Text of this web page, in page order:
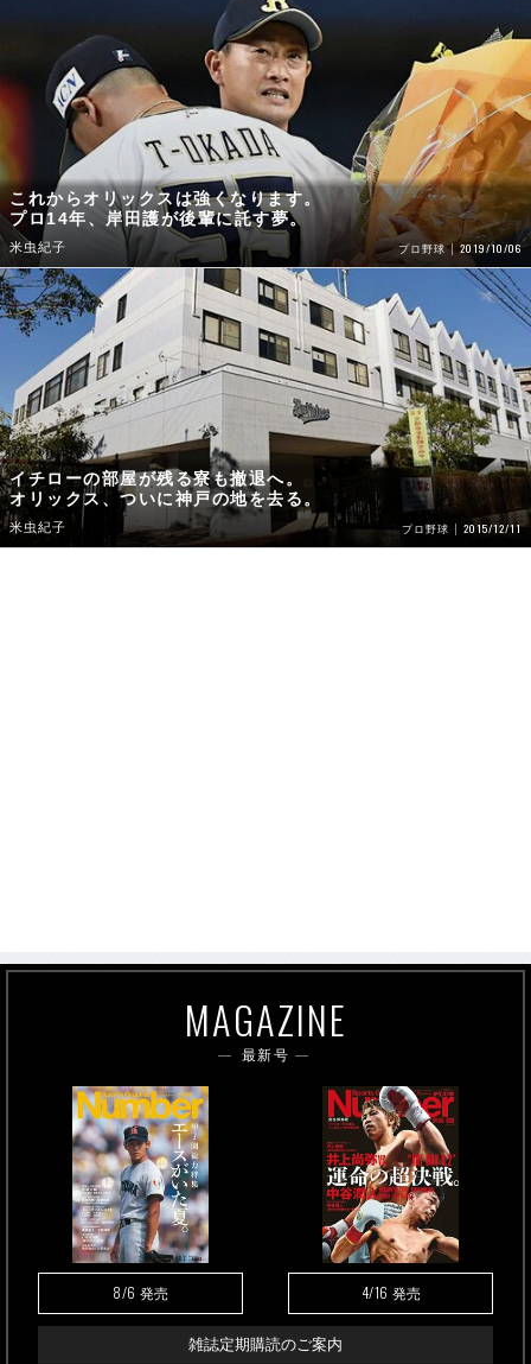
これからオリックスは強くなります。
プロ14年、岸田護が後輩に託す夢。
米虫紀子 プロ野球 2019/10/06
イチローの部屋が残る寮も撤退へ。
オリックス、ついに神戸の地を去る。
米虫紀子 プロ野球 2015/12/11
MAGAZINE
最新号
8/6 発売 4/16 発売
雑誌定期購読のご案内